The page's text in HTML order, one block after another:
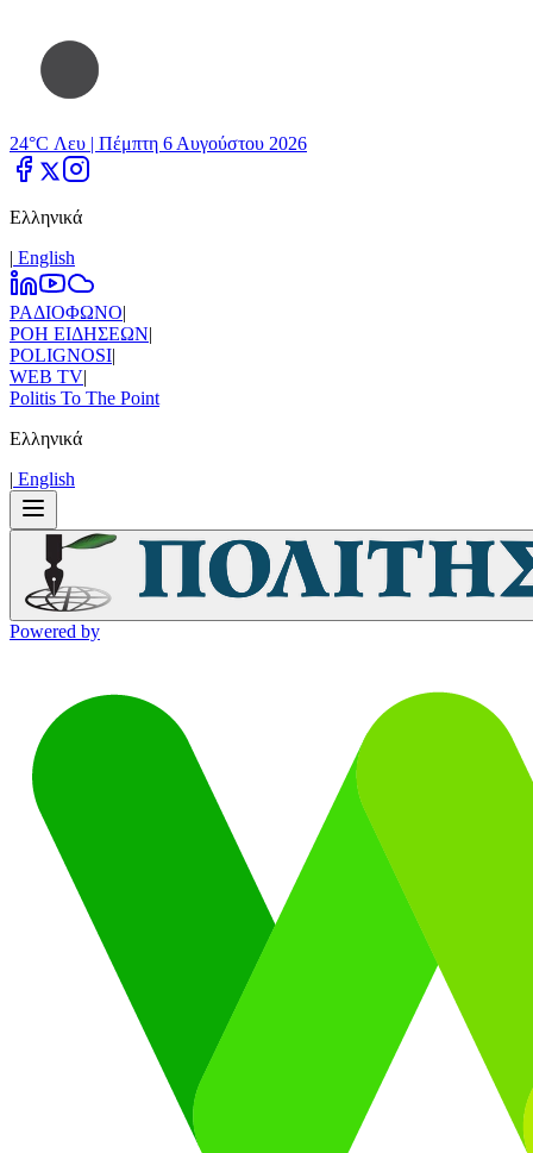
24°C Λευ | Πέμπτη 6 Αυγούστου 2026
Ελληνικά
| Εnglish
ΡΑΔΙΟΦΩΝΟ|
ΡΟΗ ΕΙΔΗΣΕΩΝ|
POLIGNOSI|
WEB TV|
Politis To The Point
Ελληνικά
| Εnglish
Powered by